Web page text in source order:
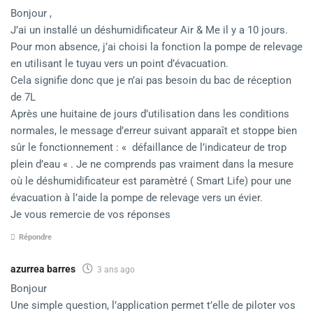
Bonjour ,
J’ai un installé un déshumidificateur Air & Me il y a 10 jours.
Pour mon absence, j’ai choisi la fonction la pompe de relevage
en utilisant le tuyau vers un point d’évacuation.
Cela signifie donc que je n’ai pas besoin du bac de réception
de 7L
Après une huitaine de jours d’utilisation dans les conditions
normales, le message d’erreur suivant apparaît et stoppe bien
sûr le fonctionnement : « défaillance de l’indicateur de trop
plein d’eau « . Je ne comprends pas vraiment dans la mesure
où le déshumidificateur est paramètré ( Smart Life) pour une
évacuation à l’aide la pompe de relevage vers un évier.
Je vous remercie de vos réponses
Répondre
azurrea barres 3 ans ago
Bonjour
Une simple question, l’application permet t’elle de piloter vos